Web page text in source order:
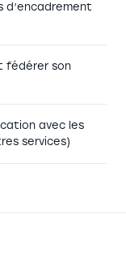
d’encadrement
fédérer son
avec les
services)